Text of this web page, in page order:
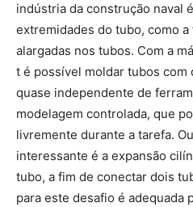
indústria da construção naval
extremidades do tubo, como
alargadas nos tubos. Com a
t é possível moldar tubos com
quase independente de
modelagem controlada, que
livremente durante a tarefa.
interessante é a expansão
tubo, a fim de conectar dois
para este desafio é adequada